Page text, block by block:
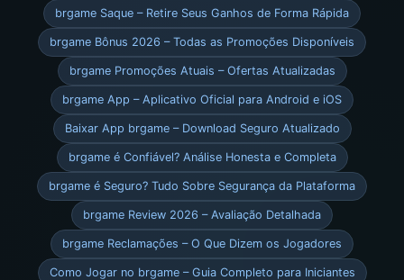
brgame Saque – Retire Seus Ganhos de Forma Rápida
brgame Bônus 2026 – Todas as Promoções Disponíveis
brgame Promoções Atuais – Ofertas Atualizadas
brgame App – Aplicativo Oficial para Android e iOS
Baixar App brgame – Download Seguro Atualizado
brgame é Confiável? Análise Honesta e Completa
brgame é Seguro? Tudo Sobre Segurança da Plataforma
brgame Review 2026 – Avaliação Detalhada
brgame Reclamações – O Que Dizem os Jogadores
Como Jogar no brgame – Guia Completo para Iniciantes